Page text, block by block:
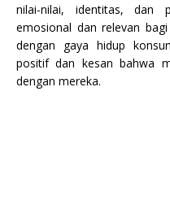
nilai-nilai, identitas, dan
emosional dan relevan
dengan gaya hidup
positif dan kesan bahwa
dengan mereka.